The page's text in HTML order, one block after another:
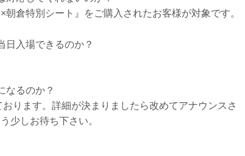
倉特別シート』をご購入されたお客様が対象です。
入場できるのか？
なるのか？
ります。詳細が決まりましたら改めてアナウンスさ
少しお待ち下さい。